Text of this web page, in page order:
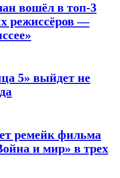
вошёл в топ-3
режиссёров —
5» выйдет не
ремейк фильма
и мир» в трех